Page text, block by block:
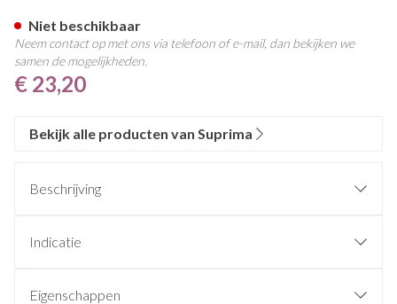
€ 23,20
Niet beschikbaar
Neem contact op met ons via telefoon of e-mail, dan bekijken we
samen de mogelijkheden.
Bekijk alle producten van Suprima
Beschrijving
Indicatie
Eigenschappen